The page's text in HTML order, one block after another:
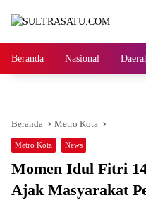
Beranda Nasional
Beranda Metro Kota
Metro Kota News
Momen Idul Fitri
Ajak Masyarakat